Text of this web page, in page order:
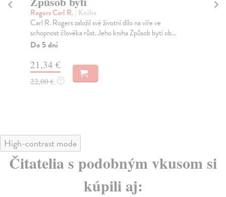
Rogers Carl R. | Kniha
Carl R. Rogers založil své životní dílo na víře ve
schopnost člověka růst. Jeho kniha Způsob bytí ob...
Do 5 dní
21,34 €
22,00 € ?
High-contrast mode
Čitatelia s podobným vkusom si
kúpili aj: